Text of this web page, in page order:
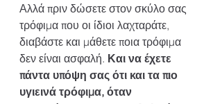
Αλλά πριν δώσετε στον σκύλο σας
τρόφιμα που οι ίδιοι λαχταράτε,
διαβάστε και μάθετε ποια τρόφιμα
δεν είναι ασφαλή. Και να έχετε
πάντα υπόψη σας ότι και τα πιο
υγιεινά τρόφιμα, όταν